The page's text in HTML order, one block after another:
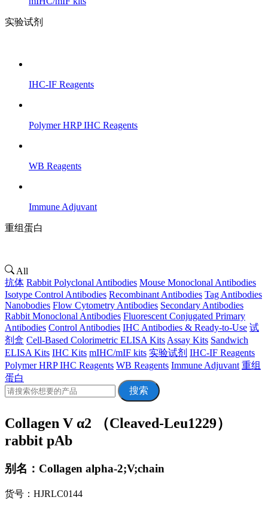
实验试剂
IHC-IF Reagents
Polymer HRP IHC Reagents
WB Reagents
Immune Adjuvant
重组蛋白
All
抗体 Rabbit Polyclonal Antibodies Mouse Monoclonal Antibodies
Isotype Control Antibodies Recombinant Antibodies Tag Antibodies
Nanobodies Flow Cytometry Antibodies Secondary Antibodies
Rabbit Monoclonal Antibodies Fluorescent Conjugated Primary
Antibodies Control Antibodies IHC Antibodies & Ready-to-Use 试
剂盒 Cell-Based Colorimetric ELISA Kits Assay Kits Sandwich
ELISA Kits IHC Kits mIHC/mIF kits 实验试剂 IHC-IF Reagents
Polymer HRP IHC Reagents WB Reagents Immune Adjuvant 重组
蛋白
搜索
Collagen V α2 （Cleaved-Leu1229）
rabbit pAb
别名：Collagen alpha-2;V;chain
货号：HJRLC0144